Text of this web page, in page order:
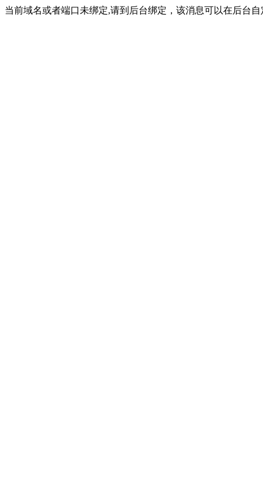
当前域名或者端口未绑定,请到后台绑定，该消息可以在后台自